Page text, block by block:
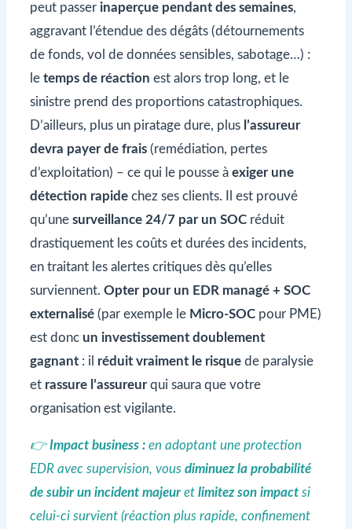
peut passer inaperçue pendant des semaines,
aggravant l’étendue des dégâts (détournements
de fonds, vol de données sensibles, sabotage…) :
letemps de réaction est alors trop long, et le
sinistre prend des proportions catastrophiques.
D’ailleurs, plus un piratage dure, plus l’assureur
devra payer de frais (remédiation, pertes
d’exploitation) – ce qui le pousse àexiger une
détection rapide chez ses clients. Il est prouvé
qu’unesurveillance 24/7 par un SOC réduit
drastiquement les coûts et durées des incidents,
en traitant les alertes critiques dès qu’elles
surviennent.Opter pour un EDR managé + SOC
externalisé (par exemple le Micro-SOC pour PME)
est donc un investissement doublement
gagnant : il réduit vraiment le risque de paralysie
et rassure l’assureurqui saura que votre
organisation est vigilante.
👉Impact business : en adoptant une protection
EDR avec supervision, vousdiminuez la probabilité
de subir un incident majeuretlimitez son impact si
celui-ci survient (réaction plus rapide, confinement